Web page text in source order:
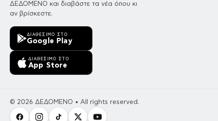
ΔΕΔΟΜΕΝΟ και διαβάστε τα νέα όπου κι
αν βρίσκεστε.
ΔΙΑΘΈΣΙΜΟ ΣΤΟ
Google Play
ΔΙΑΘΈΣΙΜΟ ΣΤΟ
App Store
© 2026 ΔΕΔΟΜΕΝΟ • All rights reserved.